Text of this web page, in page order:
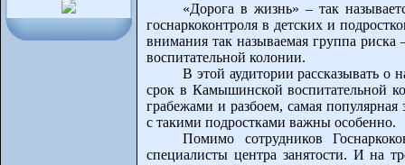
«Дорога в жизнь» – так
госнаркоконтроля в детских и
внимания так называемая группа
воспитательной колонии.
В этой аудитории рассказывать о
срок в Камышинской воспитательной
грабежами и разбоем, самая популярная
с такими подростками важны особенно.
Помимо сотрудников
специалисты центра занятости. И на